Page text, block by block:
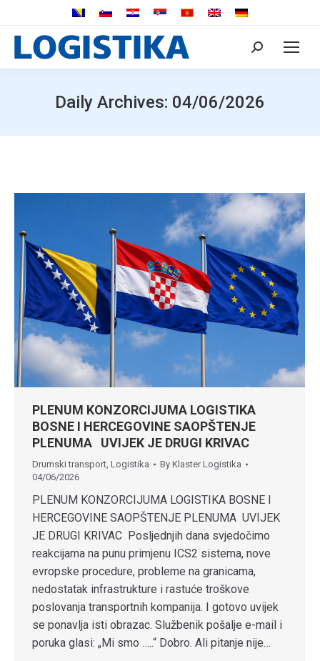
Search:
Daily Archives: 04/06/2026
PLENUM KONZORCIJUMA LOGISTIKA
BOSNE I HERCEGOVINE SAOPŠTENJE
PLENUMA UVIJEK JE DRUGI KRIVAC
Drumski transport Logistika By Klaster Logistika
04/06/2026
PLENUM KONZORCIJUMA LOGISTIKA BOSNE I
HERCEGOVINE SAOPŠTENJE PLENUMA UVIJEK
JE DRUGI KRIVAC Posljednjih dana svjedočimo
reakcijama na punu primjenu ICS2 sistema, nove
evropske procedure, probleme na granicama,
nedostatak infrastrukture i rastuće troškove
poslovanja transportnih kompanija. I gotovo uvijek
se ponavlja isti obrazac. Službenik pošalje e-mail i
poruka glasi: „Mi smo …..“ Dobro. Ali pitanje nije…